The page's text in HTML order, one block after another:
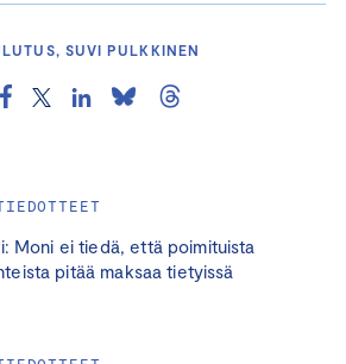
Moni ei tiedä, että poimituista
pitää maksaa tietyissä
SUVI PULKKINEN